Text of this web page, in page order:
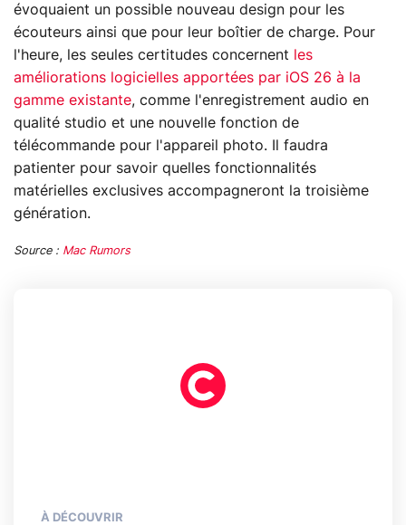
évoquaient un possible nouveau design pour les
écouteurs ainsi que pour leur boîtier de charge. Pour
l'heure, les seules certitudes concernent
les
améliorations logicielles apportées par iOS 26 à la
gamme existante, comme l'enregistrement audio en
qualité studio et une nouvelle fonction de
télécommande pour l'appareil photo. Il faudra
patienter pour savoir quelles fonctionnalités
matérielles exclusives accompagneront la troisième
génération.
Source : Mac Rumors
À DÉCOUVRIR